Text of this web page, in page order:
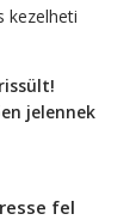
kezelheti
jelennek
fel